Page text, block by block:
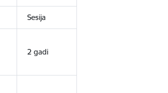
Sesija
2 gadi